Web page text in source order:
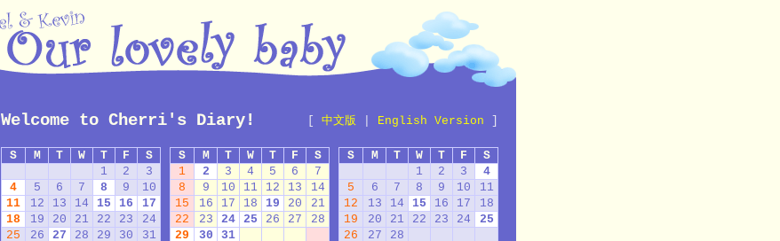
中文版 English Version
Welcome to Cherri's Diary!
S M T W T F
S
1
2
3
4
5 6 7 8 9
10
11
12 13 14 15 16
17
18
19 20 21 22 23
24
25
26 27 28 29 30
31
S M T W T F
S
1
2 3
4
5
6 7 8 9 10
11
12
13 14 15 16 17
18
19
20 21 22 23 24
25
26
27
28
S M T W T F
S
1
2 3 4 5 6
7
8
9 10 11 12 13
14
15
16 17 18 19 20
21
22
23 24 25 26 27
28
29
30
31